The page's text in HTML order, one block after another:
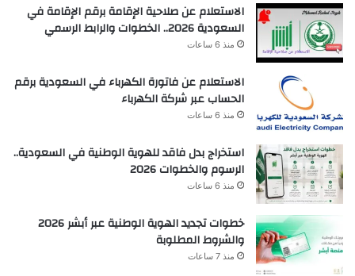
الاستعلام عن صلاحية الإقامة برقم الإقامة في
السعودية 2026.. الخطوات والرابط الرسمي
منذ 6 ساعات
الاستعلام عن فاتورة الكهرباء في السعودية برقم
الحساب عبر شركة الكهرباء
منذ 6 ساعات
استخراج بدل فاقد للهوية الوطنية في السعودية..
الرسوم والخطوات 2026
منذ 6 ساعات
خطوات تجديد الهوية الوطنية عبر أبشر 2026
والشروط المطلوبة
منذ 7 ساعات